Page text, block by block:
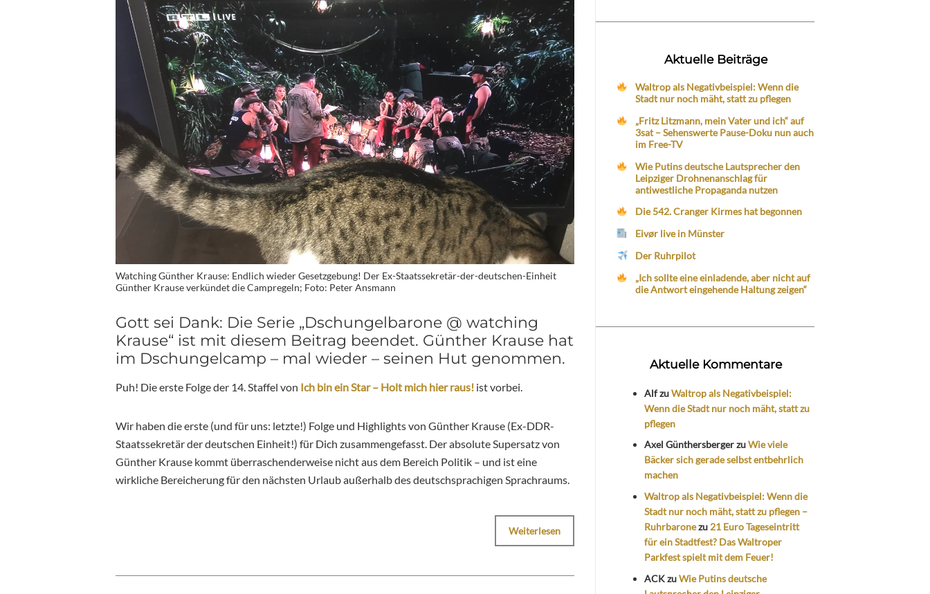
Watching Günther Krause: Endlich wieder Gesetzgebung! Der Ex-Staatssekretär-der-deutschen-Einheit
Günther Krause verkündet die Campregeln; Foto: Peter Ansmann
Gott sei Dank: Die Serie „Dschungelbarone @ watching
Krause“ ist mit diesem Beitrag beendet. Günther Krause hat
im Dschungelcamp – mal wieder – seinen Hut genommen.
Puh! Die erste Folge der 14. Staffel von Ich bin ein Star – Holt mich hier raus! ist vorbei.
Wir haben die erste (und für uns: letzte!) Folge und Highlights von Günther Krause (Ex-DDR-
Staatssekretär der deutschen Einheit!) für Dich zusammengefasst. Der absolute Supersatz von
Günther Krause kommt überraschenderweise nicht aus dem Bereich Politik – und ist eine
wirkliche Bereicherung für den nächsten Urlaub außerhalb des deutschsprachigen Sprachraums.
Weiterlesen
Aktuelle Beiträge
Waltrop als Negativbeispiel: Wenn die
Stadt nur noch mäht, statt zu pflegen
„Fritz Litzmann, mein Vater und ich“ auf
3sat – Sehenswerte Pause-Doku nun auch
im Free-TV
Wie Putins deutsche Lautsprecher den
Leipziger Drohnenanschlag für
antiwestliche Propaganda nutzen
Die 542. Cranger Kirmes hat begonnen
Eivør live in Münster
Der Ruhrpilot
„Ich sollte eine einladende, aber nicht auf
die Antwort eingehende Haltung zeigen“
Aktuelle Kommentare
AlfzuWaltrop als Negativbeispiel:
Wenn die Stadt nur noch mäht, statt zu
pflegen
Axel GünthersbergerzuWie viele
Bäcker sich gerade selbst entbehrlich
machen
Waltrop als Negativbeispiel: Wenn die
Stadt nur noch mäht, statt zu pflegen –
Ruhrbaronezu 21 Euro Tageseintritt
für ein Stadtfest? Das Waltroper
Parkfest spielt mit dem Feuer!
ACKzuWie Putins deutsche